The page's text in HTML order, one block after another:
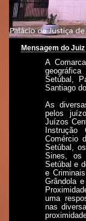
Mensagem do
A
Setúbal,
Santiago
As
pelos
Juízos
Comércio
Setúbal,
Sines, os
Setúbal e
e
Grândola
uma
nas